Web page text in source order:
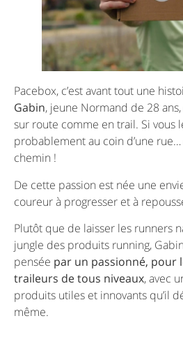
Pacebox, c’est avant tout une
Gabin, jeune Normand de 28
sur route comme en trail. Si vous
probablement au coin d’une rue…
chemin !
De cette passion est née une
coureur à progresser et à
Plutôt que de laisser les runners
jungle des produits running,
pensée par un passionné, pour
traileurs de tous niveaux, avec
produits utiles et innovants qu’il
même.